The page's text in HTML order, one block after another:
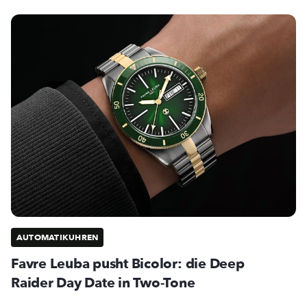
AUTOMATIKUHREN
Favre Leuba pusht Bicolor: die Deep
Raider Day Date in Two-Tone